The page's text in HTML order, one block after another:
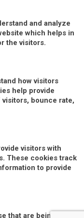
and analyze
which helps in
the visitors.
how visitors
help provide
bounce rate,
visitors with
These cookies track
to provide
that are being